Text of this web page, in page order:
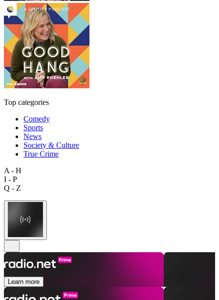
Top categories
Comedy
Sports
News
Society & Culture
True Crime
A - H
I - P
Q - Z
Learn more